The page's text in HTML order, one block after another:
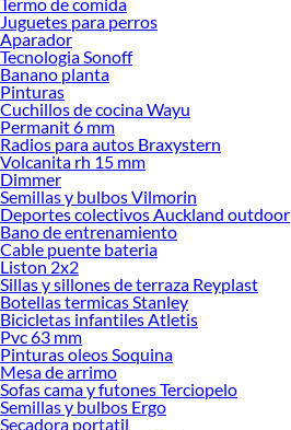
Juguetes para perros
Aparador
Tecnologia Sonoff
Banano planta
Pinturas
Cuchillos de cocina Wayu
Permanit 6 mm
Radios para autos Braxystern
Volcanita rh 15 mm
Dimmer
Semillas y bulbos Vilmorin
Deportes colectivos Auckland outdoor
Bano de entrenamiento
Cable puente bateria
Liston 2x2
Sillas y sillones de terraza Reyplast
Botellas termicas Stanley
Bicicletas infantiles Atletis
Pvc 63 mm
Pinturas oleos Soquina
Mesa de arrimo
Sofas cama y futones Terciopelo
Semillas y bulbos Ergo
Secadora portatil